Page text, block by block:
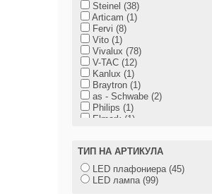
Steinel (38)
Articam (1)
Fervi (8)
Vito (1)
Vivalux (78)
V-TAC (12)
Kanlux (1)
Braytron (1)
as - Schwabe (2)
Philips (1)
Elmark (1)
ТИП НА АРТИКУЛА
LED плафониера (45)
LED лампа (99)